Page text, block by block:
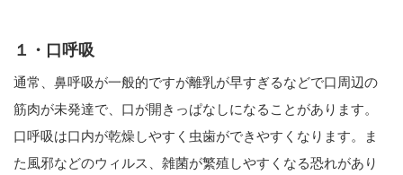
１・口呼吸
通常、鼻呼吸が一般的ですが離乳が早すぎるなどで口周辺の
筋肉が未発達で、口が開きっぱなしになることがあります。
口呼吸は口内が乾燥しやすく虫歯ができやすくなります。ま
た風邪などのウィルス、雑菌が繁殖しやすくなる恐れがあり